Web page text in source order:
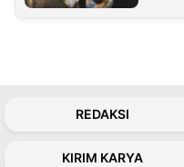
REDAKSI
KIRIM KARYA